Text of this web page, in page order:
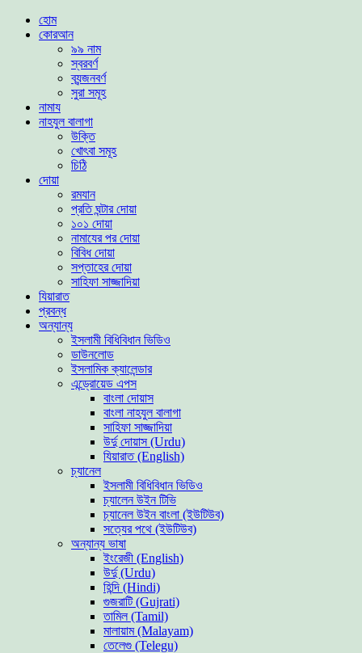
হোম
কোরআন
৯৯ নাম
স্বরবর্ণ
ব্যন্জনবর্ণ
সুরা সমূহ
নামায
নাহযুল বালাগা
উক্তি
খোৎবা সমূহ
চিঠি
দোয়া
রমযান
প্রতি ঘন্টার দোয়া
১০১ দোয়া
নামাযের পর দোয়া
বিবিধ দোয়া
সপ্তাহের দোয়া
সাহিফা সাজ্জাদিয়া
যিয়ারাত
প্রবন্ধ
অন্যান্য
ইসলামী বিধিবিধান ভিডিও
ডাউনলোড
ইসলামিক ক্যালেন্ডার
এন্ড্রোয়েড এপস
বাংলা দোয়াস
বাংলা নাহযুল বালাগা
সাহিফা সাজ্জাদিয়া
উর্দু দোয়াস (Urdu)
যিয়ারাত (English)
চ্যানেল
ইসলামী বিধিবিধান ভিডিও
চ্যালেন উইন টিভি
চ্যানেল উইন বাংলা (ইউটিউব)
সত্যের পথে (ইউটিউব)
অন্যান্য ভাষা
ইংরেজী (English)
উর্দু (Urdu)
হিন্দি (Hindi)
গুজরাটি (Gujrati)
তামিল (Tamil)
মালায়াম (Malayam)
তেলেগু (Telegu)